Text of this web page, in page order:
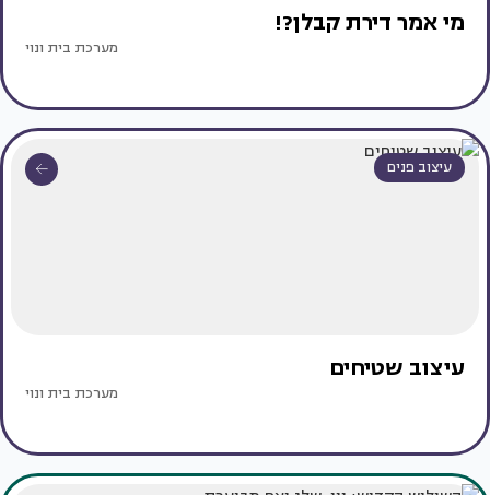
מי אמר דירת קבלן?!
מערכת בית ונוי
עיצוב פנים
עיצוב שטיחים
מערכת בית ונוי